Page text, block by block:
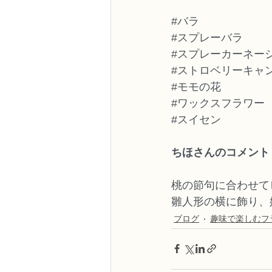
#バラ
#スプレーバラ
#スプレーカーネー
#ストロベリーキャ
#モモの花
#ワックスフラワー
#スイセン
ちほさんのコメント
桃の節句に合わせ
雛人形の横に飾り
ブログ 趣味で楽しむ